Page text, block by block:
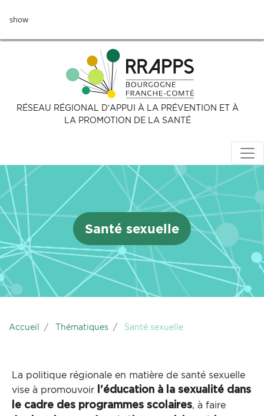
aushow
RÉSEAU RÉGIONAL D’APPUI À LA PRÉVENTION ET À
LA PROMOTION DE LA SANTÉ
Santé sexuelle
Accueil Thématiques Santé sexuelle
La politique régionale en matière de santé sexuelle
vise à promouvoir
l'éducation à la sexualité dans
le cadre des programmes scolaires, à faire